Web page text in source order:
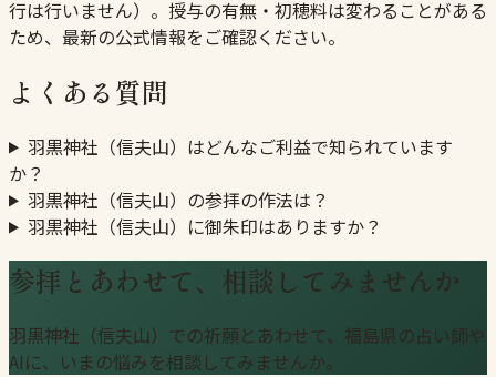
行は行いません）。授与の有無・初穂料は変わることがある
ため、最新の公式情報をご確認ください。
よくある質問
羽黒神社（信夫山）はどんなご利益で知られています
か？
羽黒神社（信夫山）の参拝の作法は？
羽黒神社（信夫山）に御朱印はありますか？
参拝とあわせて、相談してみませんか
羽黒神社（信夫山）での祈願とあわせて、福島県の占い師や
AIに、いまの悩みを相談してみませんか。